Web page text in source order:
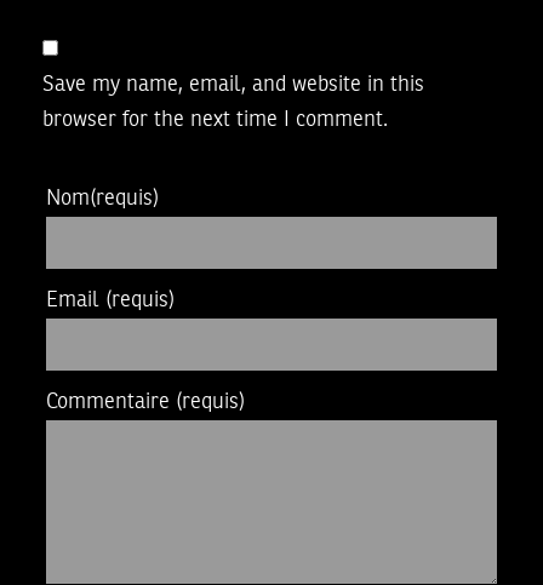
Save my name, email, and website in this
browser for the next time I comment.
Nom(requis)
Email (requis)
Commentaire (requis)